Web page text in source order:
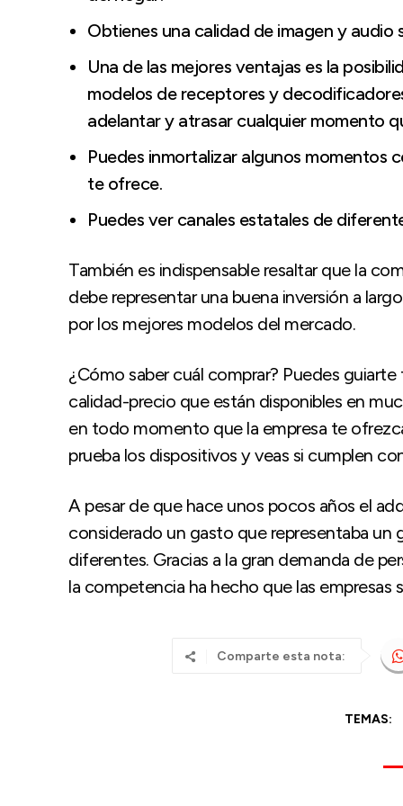
Obtienes una calidad de imagen y audio
Una de las mejores ventajas es la
modelos de receptores y
adelantar y atrasar cualquier momento
Puedes inmortalizar algunos momentos
te ofrece.
Puedes ver canales estatales de
También es indispensable resaltar que la
debe representar una buena inversión a
por los mejores modelos del mercado.
¿Cómo saber cuál comprar? Puedes
calidad-precio que están disponibles en
en todo momento que la empresa te
prueba los dispositivos y veas si cumplen
A pesar de que hace unos pocos años el
considerado un gasto que representaba un
diferentes. Gracias a la gran demanda de
la competencia ha hecho que las empresas
Comparte esta nota:
TEMAS: